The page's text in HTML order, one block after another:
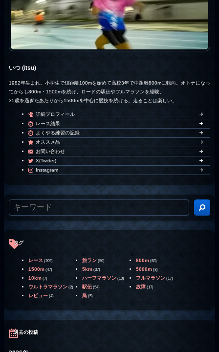
いつ (itsu)
1982年生まれ。小学生で短距離100mを始めて高校3年で中距離800mに転向。オトナになっ
てからも800m・1500mを続け、ロードの駅伝やフルマラソンを経験。
35歳を過ぎたあたりから1500mを中心に競技を続ける。走ることは楽しい。
詳細プロフィール
レース結果
よくやる練習の記録
オススメ品
お問い合わせ
X(Twitter)
Instagram
タグ
レース (209) 旅ラン (50) 800m (63)
1500m (47) 5km (37) 5000m (8)
10km (7) ハーフマラソン (10) フルマラソン (17)
ウルトラマラソン (2) 駅伝 (54) 故障 (17)
レビュー (4) 鳥 (5)
過去の投稿